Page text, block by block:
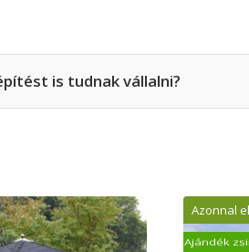
is tudnak vállalni?
Ajándék
Azonnal